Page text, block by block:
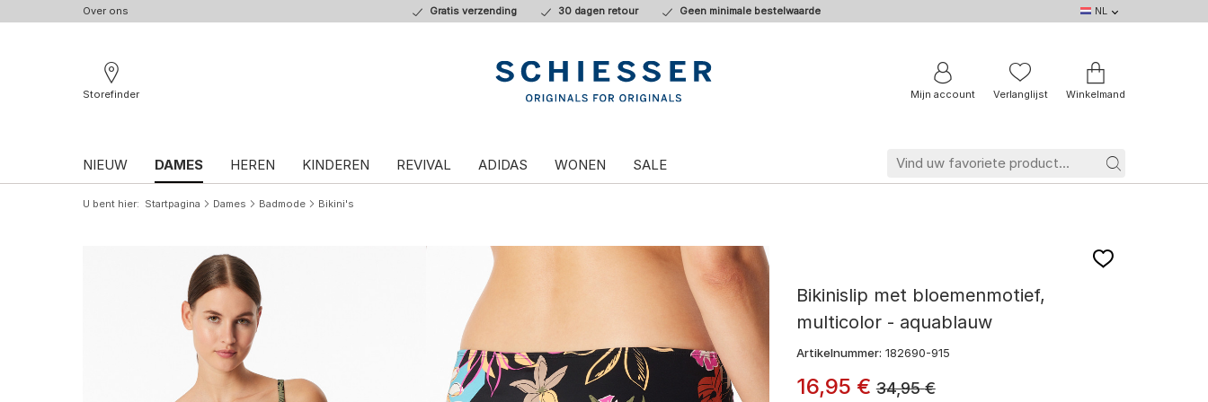
Over ons Gratis verzending 30 dagen retour Geen minimale bestelwaarde
NL
DE
NL
BE
FR
Storefinder
Mijn account Verlanglijst Winkelmand
NIEUW DAMES HEREN KINDEREN REVIVAL ADIDAS WONEN SALE
U bent hier Startpagina Dames Badmode Bikini's
Bikinislip met bloemenmotief,
multicolor - aquablauw
Artikelnummer: 182690-915
16,95 €34,95 €